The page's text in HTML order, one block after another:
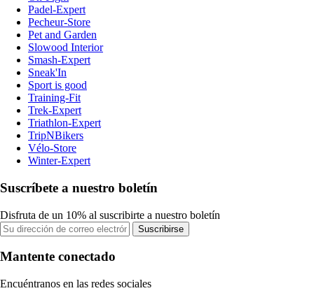
Padel-Expert
Pecheur-Store
Pet and Garden
Slowood Interior
Smash-Expert
Sneak'In
Sport is good
Training-Fit
Trek-Expert
Triathlon-Expert
TripNBikers
Vélo-Store
Winter-Expert
Suscríbete a nuestro boletín
Disfruta de un 10% al suscribirte a nuestro boletín
Suscribirse
Mantente conectado
Encuéntranos en las redes sociales